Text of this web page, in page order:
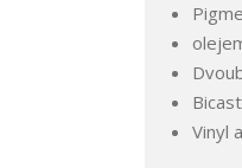
Vinyl